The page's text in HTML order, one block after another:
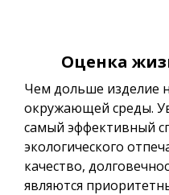
Оценка
Чем дольше изделие
окружающей среды.
самый эффективный
экологического
качество,
являются